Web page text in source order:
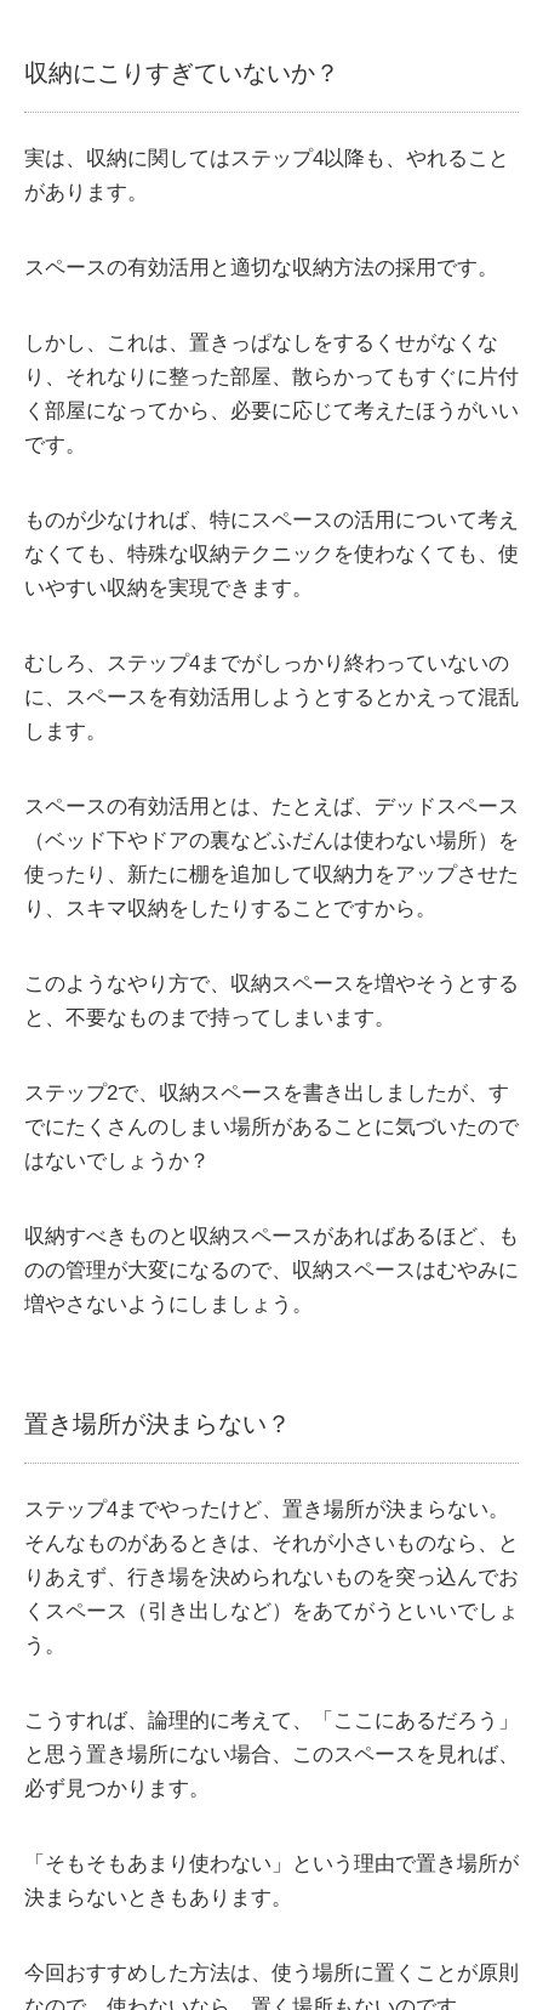
収納にこりすぎていないか？
実は、収納に関してはステップ4以降も、やれること
があります。
スペースの有効活用と適切な収納方法の採用です。
しかし、これは、置きっぱなしをするくせがなくな
り、それなりに整った部屋、散らかってもすぐに片付
く部屋になってから、必要に応じて考えたほうがいい
です。
ものが少なければ、特にスペースの活用について考え
なくても、特殊な収納テクニックを使わなくても、使
いやすい収納を実現できます。
むしろ、ステップ4までがしっかり終わっていないの
に、スペースを有効活用しようとするとかえって混乱
します。
スペースの有効活用とは、たとえば、デッドスペース
（ベッド下やドアの裏などふだんは使わない場所）を
使ったり、新たに棚を追加して収納力をアップさせた
り、スキマ収納をしたりすることですから。
このようなやり方で、収納スペースを増やそうとする
と、不要なものまで持ってしまいます。
ステップ2で、収納スペースを書き出しましたが、す
でにたくさんのしまい場所があることに気づいたので
はないでしょうか？
収納すべきものと収納スペースがあればあるほど、も
のの管理が大変になるので、収納スペースはむやみに
増やさないようにしましょう。
置き場所が決まらない？
ステップ4までやったけど、置き場所が決まらない。
そんなものがあるときは、それが小さいものなら、と
りあえず、行き場を決められないものを突っ込んでお
くスペース（引き出しなど）をあてがうといいでしょ
う。
こうすれば、論理的に考えて、「ここにあるだろう」
と思う置き場所にない場合、このスペースを見れば、
必ず見つかります。
「そもそもあまり使わない」という理由で置き場所が
決まらないときもあります。
今回おすすめした方法は、使う場所に置くことが原則